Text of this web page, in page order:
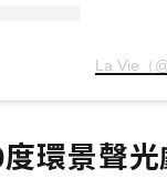
La Vie（
環景聲光